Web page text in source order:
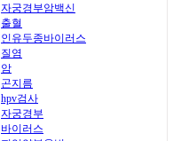
자궁경부암백신
출혈
인유두종바이러스
질염
암
곤지름
hpv검사
자궁경부
바이러스